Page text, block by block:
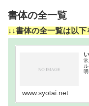
書体の全一覧
↓↓書体の全一覧は以下
www.syotai.net